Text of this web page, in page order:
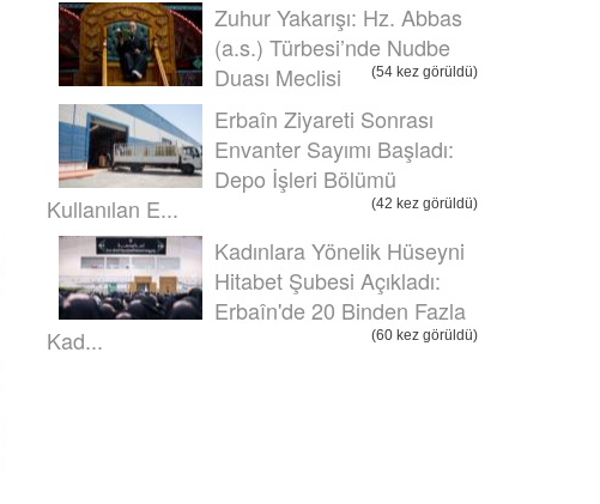
Zuhur Yakarışı: Hz. Abbas
(a.s.) Türbesi’nde Nudbe
Duası Meclisi
(54 kez görüldü)
Erbaîn Ziyareti Sonrası
Envanter Sayımı Başladı:
Depo İşleri Bölümü
Kullanılan E...
(42 kez görüldü)
Kadınlara Yönelik Hüseyni
Hitabet Şubesi Açıkladı:
Erbaîn'de 20 Binden Fazla
Kad...
(60 kez görüldü)